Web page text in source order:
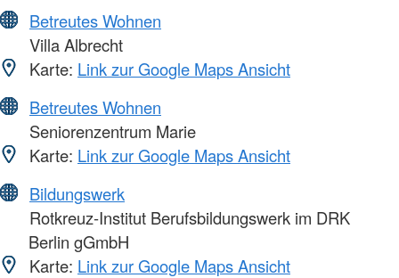
Betreutes Wohnen
Villa Albrecht
Karte: Link zur Google Maps Ansicht
Betreutes Wohnen
Seniorenzentrum Marie
Karte: Link zur Google Maps Ansicht
Bildungswerk
Rotkreuz-Institut Berufsbildungswerk im DRK
Berlin gGmbH
Karte: Link zur Google Maps Ansicht